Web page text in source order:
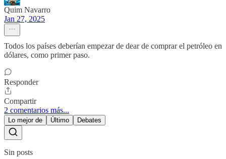
Quim Navarro
Jan 27, 2025
Todos los países deberían empezar de dear de comprar el petróleo en
dólares, como primer paso.
Responder
Compartir
2 comentarios más...
Lo mejor de Último Debates
Sin posts